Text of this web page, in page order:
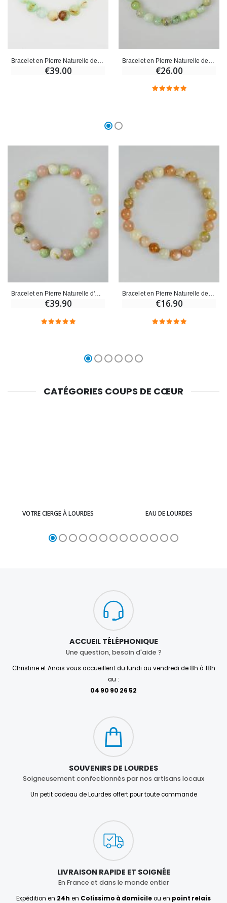
€39.00 €26.00
€39.90 €16.90
CATÉGORIES COUPS DE CŒUR
VOTRE CIERGE À LOURDES EAU DE LOURDES
ACCUEIL TÉLÉPHONIQUE
Une question, besoin d'aide ?
Christine et Anaïs vous accueillent du lundi au vendredi de 8h à 18h
au :
04 90 90 26 52
SOUVENIRS DE LOURDES
Soigneusement confectionnés par nos artisans locaux
Un petit cadeau de Lourdes offert pour toute commande
LIVRAISON RAPIDE ET SOIGNÉE
En France et dans le monde entier
Expédition en 24h en Colissimo à domicileou en point relais